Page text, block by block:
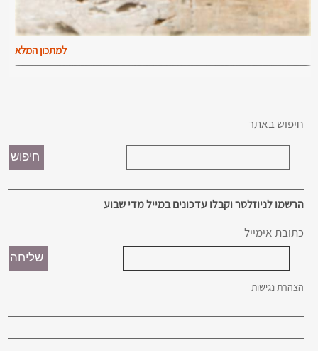
למתכון המלא
חיפוש באתר
הרשמו לניוזלטר וקבלו עדכונים במייל מדי שבוע
כתובת אימייל
הצהרת נגישות